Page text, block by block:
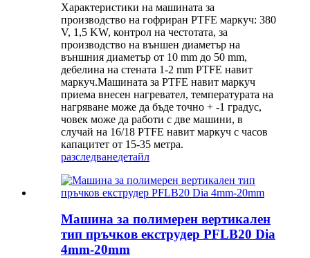
Характеристики на машината за
производство на гофриран PTFE маркуч: 380
V, 1,5 KW, контрол на честотата, за
производство на външен диаметър на
външния диаметър от 10 mm до 50 mm,
дебелина на стената 1-2 mm PTFE навит
маркуч.Машината за PTFE навит маркуч
приема внесен нагревател, температурата на
нагряване може да бъде точно + -1 градус,
човек може да работи с две машини, в
случай на 16/18 PTFE навит маркуч с часов
капацитет от 15-35 метра.
разследванедетайл
Машина за полимерен вертикален
тип пръчков екструдер PFLB20 Dia
4mm-20mm